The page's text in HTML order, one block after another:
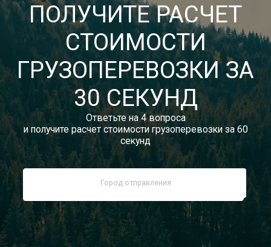
8 (800) 533-86-05
Звонок по России бесплатный
autotransport24@yandex.ru
Заказать звонок
Тарифы
Отзывы
Статьи
Новости
Документы
Контакты
ПОЛУЧИТЕ РАСЧЕТ
СТОИМОСТИ
ГРУЗОПЕРЕВОЗКИ ЗА
30 СЕКУНД
Ответьте на 4 вопроса
и получите расчет стоимости грузоперевозки за 60
секунд